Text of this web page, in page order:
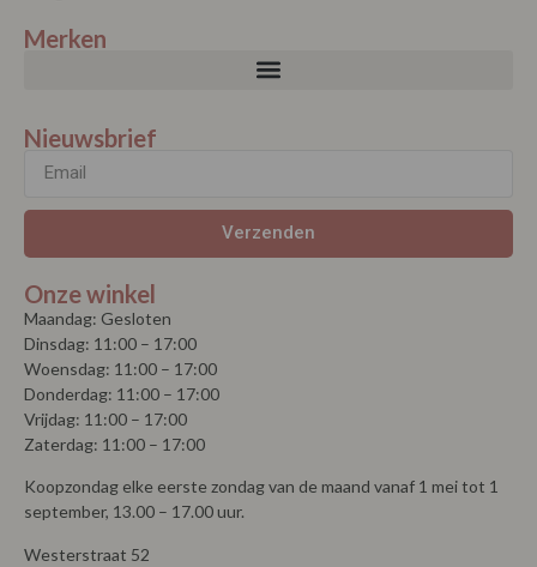
Merken
Nieuwsbrief
Verzenden
Onze winkel
Maandag: Gesloten
Dinsdag: 11:00 – 17:00
Woensdag: 11:00 – 17:00
Donderdag: 11:00 – 17:00
Vrijdag: 11:00 – 17:00
Zaterdag: 11:00 – 17:00
Koopzondag elke eerste zondag van de maand vanaf 1 mei tot 1
september, 13.00 – 17.00 uur.
Westerstraat 52